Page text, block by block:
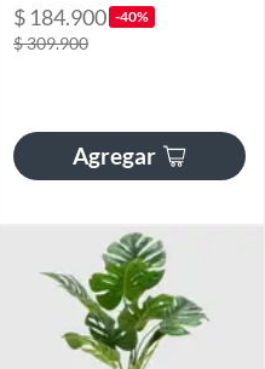
$ 184.900 -40%
$ 309.900
Agregar